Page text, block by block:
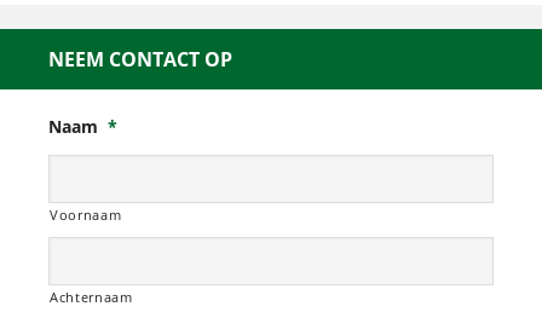
NEEM CONTACT OP
Naam *
Voornaam
Achternaam